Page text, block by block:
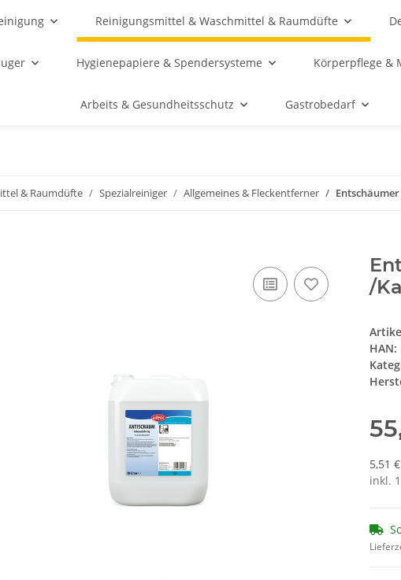
Reinigungsmittel & Waschmittel & Raumdüfte
Hygienepapiere & Spendersysteme Körperpflege &
Arbeits & Gesundheitsschutz Gastrobedarf
& Raumdüfte Spezialreiniger Allgemeines & Fleckentferner
/
HAN:
5,51
inkl.